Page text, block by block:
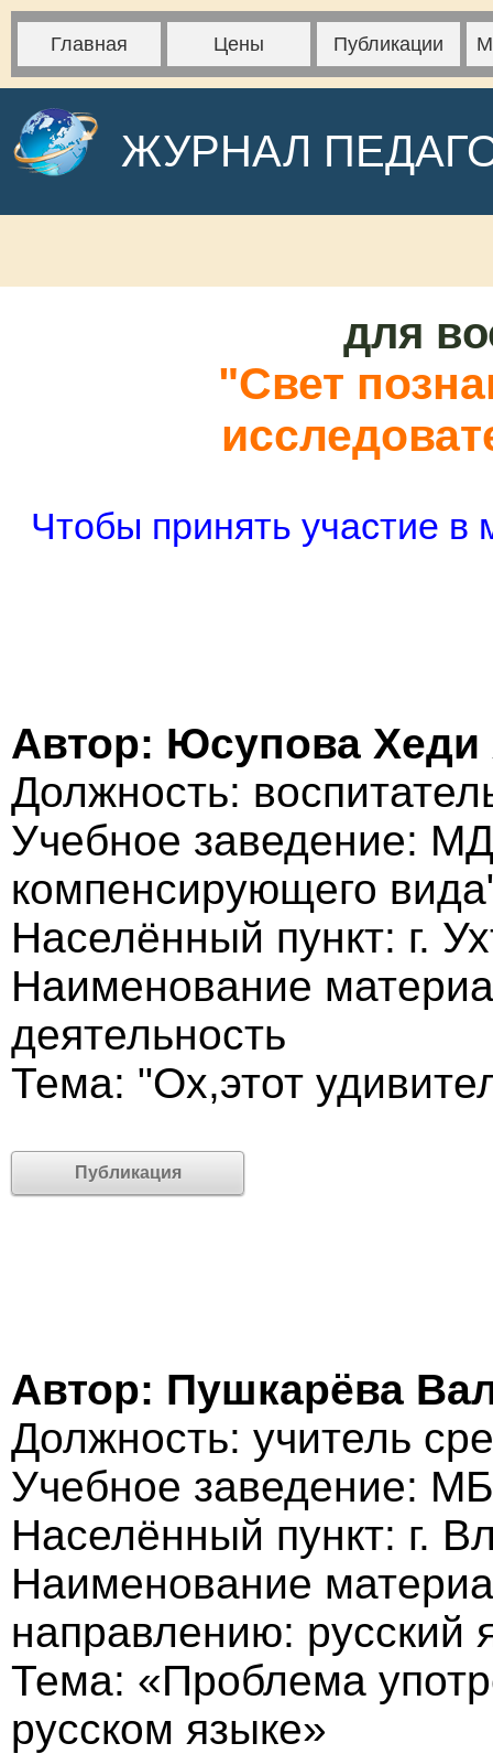
Главная Цены Публикации
ЖУРНАЛ
для
"Свет
Чтобы принять участие
Автор: Юсупова
Должность:
Учебное заведение:
компенсирующего
Населённый пункт: г.
Наименование
деятельность
Тема: "Ох,этот
Публикация
Автор: Пушкарёва
Должность: учитель
Учебное заведение:
Населённый пункт: г.
Наименование
направлению: русский
Тема: «Проблема
русском языке»